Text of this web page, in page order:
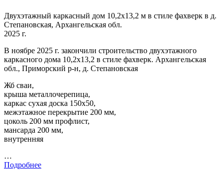
Двухэтажный каркасный дом 10,2х13,2 м в стиле фахверк в д.
Степановская, Архангельская обл.
2025 г.
В ноябре 2025 г. закончили строительство двухэтажного
каркасного дома 10,2х13,2 в стиле фахверк. Архангельская
обл., Приморский р-н, д. Степановская
Жб сваи,
крыша металлочерепица,
каркас сухая доска 150х50,
межэтажное перекрытие 200 мм,
цоколь 200 мм профлист,
мансарда 200 мм,
внутренняя
…
Подробнее